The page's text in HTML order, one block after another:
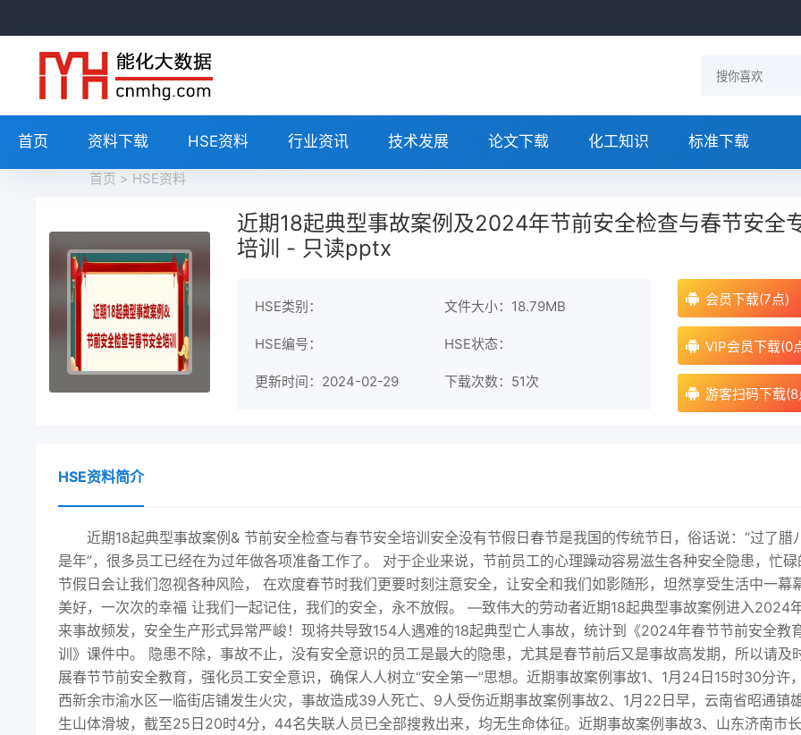
首页 资料下载 HSE资料 行业资讯 技术发展 论文下载 化工知识 标准下载
首页 > HSE资料
近期18起典型事故案例及2024年节前安全检查与春节安全
培训 - 只读pptx
HSE类别： 文件大小：18.79MB
HSE编号： HSE状态：
更新时间：2024-02-29 下载次数： 51次
会员下载(7点)
VIP会员下载(0
游客扫码下载(8
HSE资料简介
近期18起典型事故案例& 节前安全检查与春节安全培训安全没有节假日春节是我国的传统节日，俗话说：“过了腊
是年”，很多员工已经在为过年做各项准备工作了。 对于企业来说，节前员工的心理躁动容易滋生各种安全隐患，忙碌
节假日会让我们忽视各种风险， 在欢度春节时我们更要时刻注意安全，让安全和我们如影随形，坦然享受生活中一幕
美好，一次次的幸福 让我们一起记住，我们的安全，永不放假。 —致伟大的劳动者近期18起典型事故案例进入2024
来事故频发，安全生产形式异常严峻！现将共导致154人遇难的18起典型亡人事故，统计到《2024年春节节前安全教
训》课件中。 隐患不除，事故不止，没有安全意识的员工是最大的隐患，尤其是春节前后又是事故高发期，所以请及
展春节节前安全教育，强化员工安全意识，确保人人树立“安全第一”思想。近期事故案例事故1、1月24日15时30分许
西新余市渝水区一临街店铺发生火灾，事故造成39人死亡、9人受伤近期事故案例事故2、1月22日早，云南省昭通镇
生山体滑坡，截至25日20时4分，44名失联人员已全部搜救出来，均无生命体征。近期事故案例事故3、山东济南市